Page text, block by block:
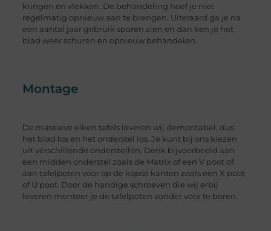
kringen en vlekken. De behandeling hoef je niet
regelmatig opnieuw aan te brengen. Uiteraard ga je na
een aantal jaar gebruik sporen zien en dan ken je het
blad weer schuren en opnieuw behandelen.
Montage
De massieve eiken tafels leveren wij demontabel, dus
het blad los en het onderstel los. Je kunt bij ons kiezen
uit verschillende onderstellen. Denk bijvoorbeeld aan
een midden onderstel zoals de Matrix of een V poot of
aan tafelpoten voor op de kopse kanten zoals een X poot
of U poot. Door de handige schroeven die wij erbij
leveren monteer je de tafelpoten zonder voor te boren.